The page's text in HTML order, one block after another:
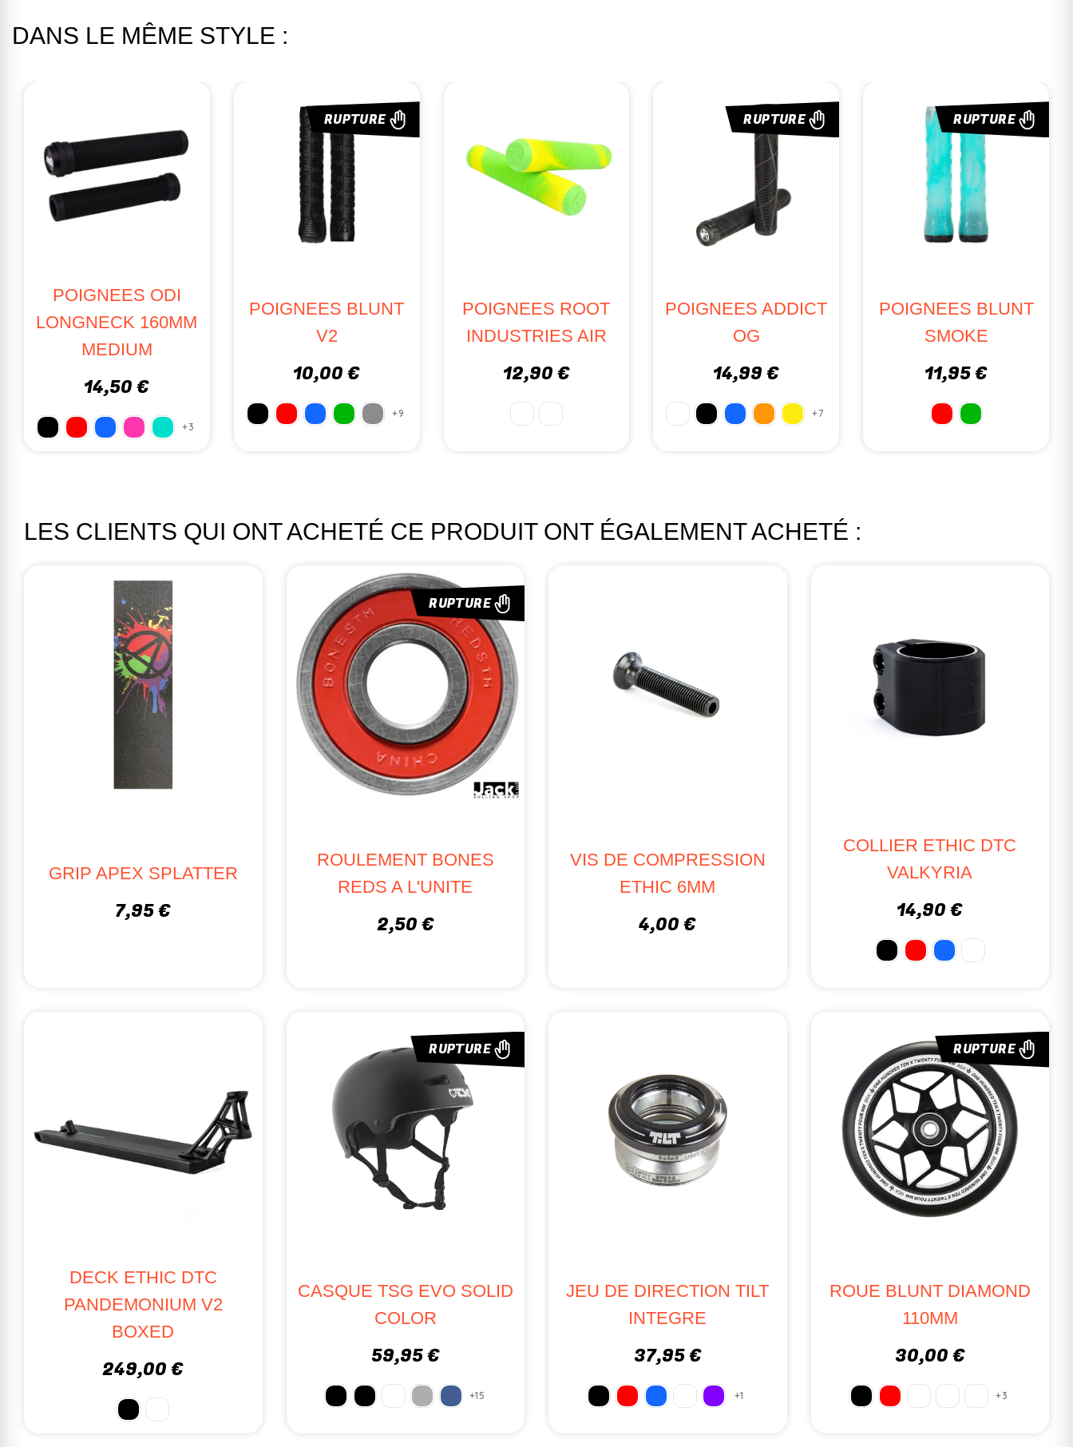
DANS LE MÊME STYLE :
12,90 €
RUPTURE
12,90 € 3,90 € 14,50 €
RUPTURE
POIGNEES BLUNT
V2
10,00 €
LES CLIENTS QUI ONT ACHETÉ CE PRODUIT ONT ÉGALEMENT ACHETÉ :
GRIP APEX SPLATTER
7,95 €
RUPTURE
ROULEMENT BONES
REDS A L'UNITE
2,50 €
VIS DE COMPRESSION
ETHIC 6MM
4,00 €
COLLIER ETHIC DTC
VALKYRIA
14,90 €
DECK ETHIC DTC
PANDEMONIUM V2
BOXED
249,00 €
RUPTURE
CASQUE TSG EVO SOLID
COLOR
59,95 €
+15
JEU DE DIRECTION TILT
INTEGRE
37,95 €
+1
RUPTURE
ROUE BLUNT DIAMOND
110MM
30,00 €
+3